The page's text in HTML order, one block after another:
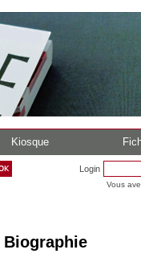
Kiosque
Login
Vous
Biographie